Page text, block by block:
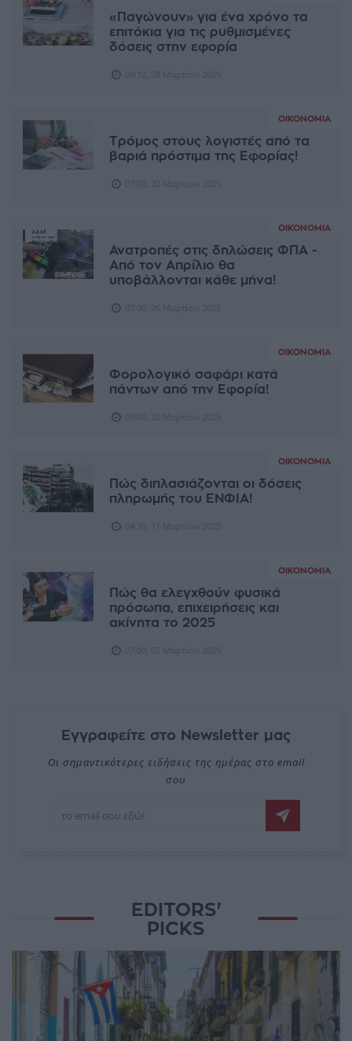
«Παγώνουν» για ένα χρόνο τα
επιτόκια για τις ρυθμισμένες
δόσεις στην εφορία
ΟΙΚΟΝΟΜΊΑ
Τρόμος στους λογιστές από τα
βαριά πρόστιμα της Εφορίας!
ΟΙΚΟΝΟΜΊΑ
Ανατροπές στις δηλώσεις ΦΠΑ -
Από τον Απρίλιο θα
υποβάλλονται κάθε μήνα!
ΟΙΚΟΝΟΜΊΑ
Φορολογικό σαφάρι κατά
πάντων από την Εφορία!
ΟΙΚΟΝΟΜΊΑ
Πώς διπλασιάζονται οι δόσεις
πληρωμής του ΕΝΦΙΑ!
ΟΙΚΟΝΟΜΊΑ
Πώς θα ελεγχθούν φυσικά
πρόσωπα, επιχειρήσεις και
ακίνητα το 2025
Εγγραφείτε στο Newsletter μας
Οι σημαντικότερες ειδήσεις της ημέρας στο email
σου
EDITORS'
PICKS